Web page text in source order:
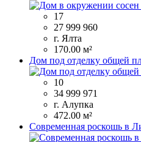
17
27 999 960
г. Ялта
170.00 м²
Дом под отделку общей
10
34 999 971
г. Алупка
472.00 м²
Современная роскошь в